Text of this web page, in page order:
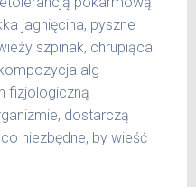
są składnikami
żołądek, wątroba,
jagnięcina, pyszne
szpinak, chrupiąca
alg
fizjologiczną
dostarczą
niezbędne, by wieść